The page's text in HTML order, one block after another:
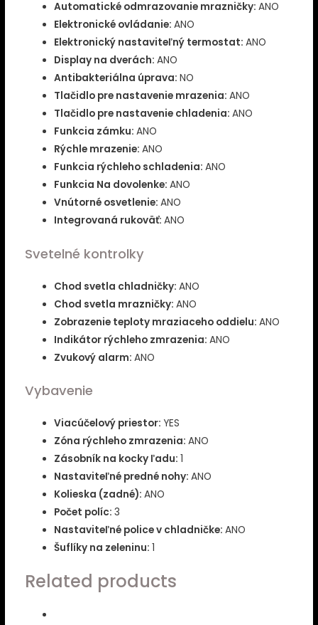
Automatické odmrazovanie mrazničky: ANO
Elektronické ovládanie: ANO
Elektronický nastaviteľný termostat: ANO
Display na dverách: ANO
Antibakteriálna úprava: NO
Tlačidlo pre nastavenie mrazenia: ANO
Tlačidlo pre nastavenie chladenia: ANO
Funkcia zámku: ANO
Rýchle mrazenie: ANO
Funkcia rýchleho schladenia: ANO
Funkcia Na dovolenke: ANO
Vnútorné osvetlenie: ANO
Integrovaná rukoväť: ANO
Svetelné kontrolky
Chod svetla chladničky: ANO
Chod svetla mrazničky: ANO
Zobrazenie teploty mraziaceho oddielu: ANO
Indikátor rýchleho zmrazenia: ANO
Zvukový alarm: ANO
Vybavenie
Viacúčelový priestor: YES
Zóna rýchleho zmrazenia: ANO
Zásobník na kocky ľadu: 1
Nastaviteľné predné nohy: ANO
Kolieska (zadné): ANO
Počet políc: 3
Nastaviteľné police v chladničke: ANO
Šuflíky na zeleninu: 1
Related products